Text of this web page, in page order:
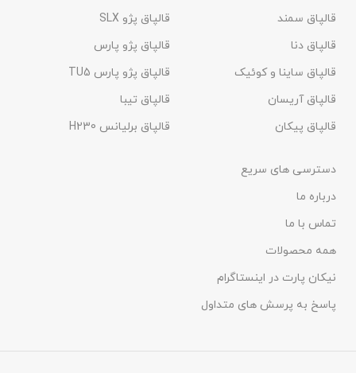
قالپاق سمند
قالپاق دنا
قالپاق ساینا و کوئیک
قالپاق آریسان
قالپاق پیکان
قالپاق پژو SLX
قالپاق پژو پارس
قالپاق پژو پارس TU5
قالپاق تیبا
قالپاق برلیانس H230​
دسترسی های سریع
درباره ما
تماس با ما
همه محصولات
نیکان پارت در اینستاگرام
پاسخ به پرسش های متداول